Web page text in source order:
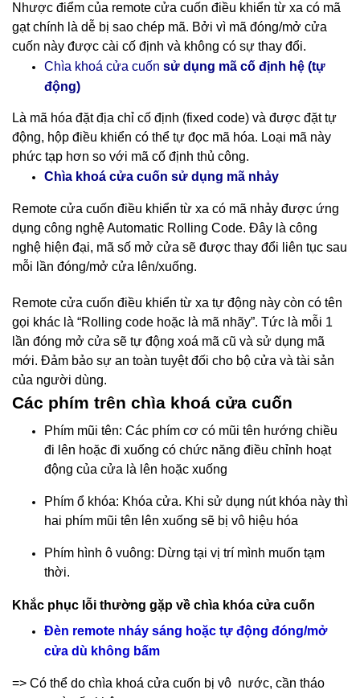
Nhược điểm của remote cửa cuốn điều khiển từ xa có mã
gạt chính là dễ bị sao chép mã. Bởi vì mã đóng/mở cửa
cuốn này được cài cố định và không có sự thay đổi.
Chìa khoá cửa cuốn sử dụng mã cố định hệ (tự
động)
Là mã hóa đặt địa chỉ cố định (fixed code) và được đặt tự
động, hộp điều khiển có thể tự đọc mã hóa. Loại mã này
phức tạp hơn so với mã cố định thủ công.
Chìa khoá cửa cuốn sử dụng mã nhảy
Remote cửa cuốn điều khiển từ xa có mã nhảy được ứng
dụng công nghệ Automatic Rolling Code. Đây là công
nghệ hiện đại, mã số mở cửa sẽ được thay đổi liên tục sau
mỗi lần đóng/mở cửa lên/xuống.
Remote cửa cuốn điều khiển từ xa tự động này còn có tên
gọi khác là “Rolling code hoặc là mã nhãy”. Tức là mỗi 1
lần đóng mở cửa sẽ tự động xoá mã cũ và sử dụng mã
mới. Đảm bảo sự an toàn tuyệt đối cho bộ cửa và tài sản
của người dùng.
Các phím trên chìa khoá cửa cuốn
Phím mũi tên: Các phím cơ có mũi tên hướng chiều
đi lên hoặc đi xuống có chức năng điều chỉnh hoạt
động của cửa là lên hoặc xuống
Phím ổ khóa: Khóa cửa. Khi sử dụng nút khóa này thì
hai phím mũi tên lên xuống sẽ bị vô hiệu hóa
Phím hình ô vuông: Dừng tại vị trí mình muốn tạm
thời.
Khắc phục lỗi thường gặp về chìa khóa cửa cuốn
Đèn remote nháy sáng hoặc tự động đóng/mở
cửa dù không bấm
=> Có thể do chìa khoá cửa cuốn bị vô nước, cần tháo